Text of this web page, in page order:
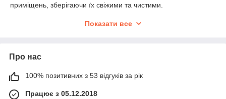
приміщень, зберігаючи їх свіжими та чистими.
таймерами і датчиками вологості, які автоматично вмикають і
приміщенні. Інші вентилятори мають вбудовану підсвітку або
нічник, що робить їх чудовим варіантом для ванних кімнат і
Показати все
Про нас
100% позитивних з 53 відгуків за рік
Працює з 05.12.2018